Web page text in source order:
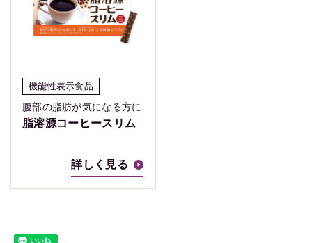
機能性表示食品
腹部の脂肪が気になる方に
脂溶源コーヒースリム
詳しく見る